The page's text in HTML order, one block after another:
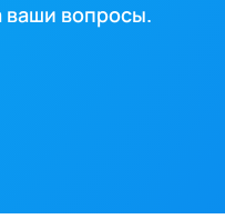
ваши вопросы.